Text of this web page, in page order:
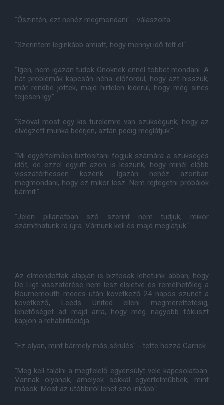
"Őszintén, ezt nehéz megmondani" - válaszolta.
"Szerintem leginkább amiatt, hogy mennyi idő telt el."
"Igen, nem igazán tudok Önöknek ennél többet mondani. A
hát problémák kapcsán néha előfordul, hogy azt hisszük,
már rendbe jöttek, majd hirtelen kiderül, hogy még sincs
teljesen így."
"Szóval most egy kis türelemre van szükségünk, hogy az
elvégzett munka beérjen, aztán pedig meglátjuk."
"Mi egyértelműen biztosítani fogjuk számára a szükséges
időt, de ezzel együtt azon is leszünk, hogy minél előbb
visszatérhessen közénk. Igazán nehéz azonban
megmondani, hogy ez mikor lesz. Nem rejtegetni próbálok
bármit."
"Jelen pillanatban szó szerint nem tudjuk, mikor
számíthatunk rá újra. Várnunk kell és majd meglátjuk."
Az elmondottak alapján is biztosak lehetünk abban, hogy
De Ligt visszatérése nem lesz elsietve és remélhetőleg a
Bournemouth meccs után következő 24 napos szünet a
következő, Leeds United elleni megmérettetésig,
lehetőséget ad majd arra, hogy még nagyobb fókuszt
kapjon a rehabilitációja.
"Ez olyan, mint bármely más sérülés" - tette hozzá Carrick.
"Meg kell találni a megfelelő egyensúlyt vele kapcsolatban.
Vannak olyanok, amelyek sokkal egyértelműbbek, mint
mások. Most az utóbbiról lehet szó inkább."